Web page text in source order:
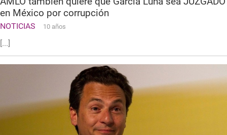
en México por corrupción
NOTICIAS 10 años
[...]